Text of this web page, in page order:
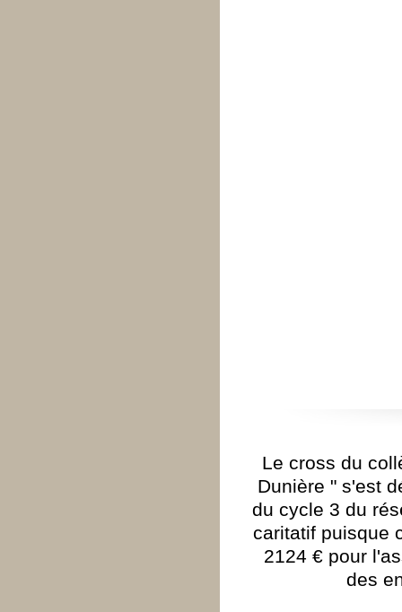
Le cross du
Dunière " s'est
du cycle 3 du
caritatif puisque
2124 € pour
des